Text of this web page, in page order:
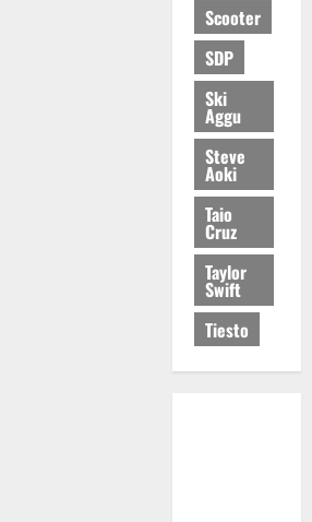
Scooter
SDP
Ski
Aggu
Steve
Aoki
Taio
Cruz
Taylor
Swift
Tiesto